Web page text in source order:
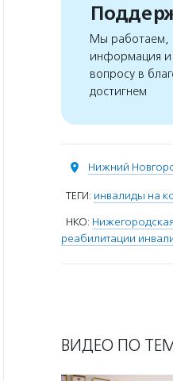
Мы работаем,
информация и
вопросу в
достигнем
Нижний
ТЕГИ: инвалиды на
НКО:
реабилитации
ВИДЕО ПО